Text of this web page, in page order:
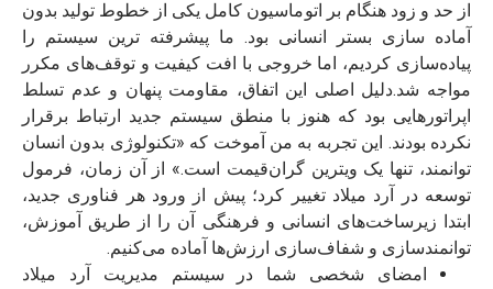
از حد و زود هنگام بر اتوماسیون کامل یکی از خطوط تولید بدون
آماده‌ سازی بستر انسانی بود. ما پیشرفته‌ ترین سیستم را
پیاده‌سازی کردیم، اما خروجی با افت کیفیت و توقف‌های مکرر
مواجه شد.دلیل اصلی این اتفاق، مقاومت پنهان و عدم تسلط
اپراتورهایی بود که هنوز با منطق سیستم جدید ارتباط برقرار
نکرده بودند. این تجربه به من آموخت که «تکنولوژی بدون انسان
توانمند، تنها یک ویترین گران‌قیمت است.»
از آن زمان، فرمول
توسعه در آرد میلاد تغییر کرد؛ پیش از ورود هر فناوری جدید،
ابتدا زیرساخت‌های انسانی و فرهنگی آن را از طریق آموزش،
توانمندسازی و شفاف‌سازی ارزش‌ها آماده می‌کنیم.
امضای شخصی شما در سیستم مدیریت آرد میلاد